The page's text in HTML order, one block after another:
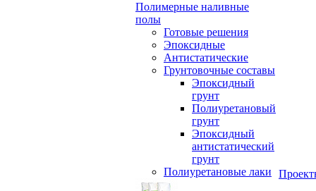
Полимерные наливные
полы
Готовые решения
Эпоксидные
Антистатические
Грунтовочные составы
Эпоксидный
грунт
Полиуретановый
грунт
Эпоксидный
антистатический
грунт
Полиуретановые лаки